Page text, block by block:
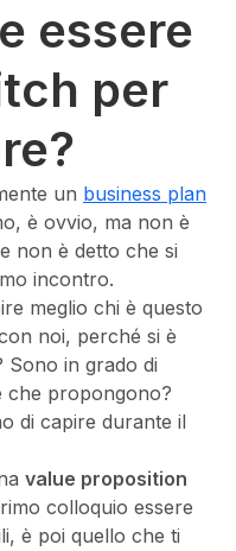
essere
per
un business plan
è ovvio, ma non è
non è detto che si
incontro.
meglio chi è questo
noi, perché si è
Sono in grado di
che propongono?
di capire durante il
value proposition
colloquio essere
è poi quello che ti